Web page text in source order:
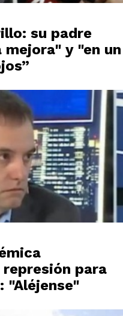
su padre
mejora" y "en un
para
"Aléjense"